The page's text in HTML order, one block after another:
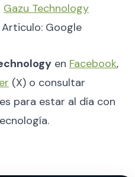
Gazu Technology
Google
en Facebook,
(X) o consultar
para estar al día con